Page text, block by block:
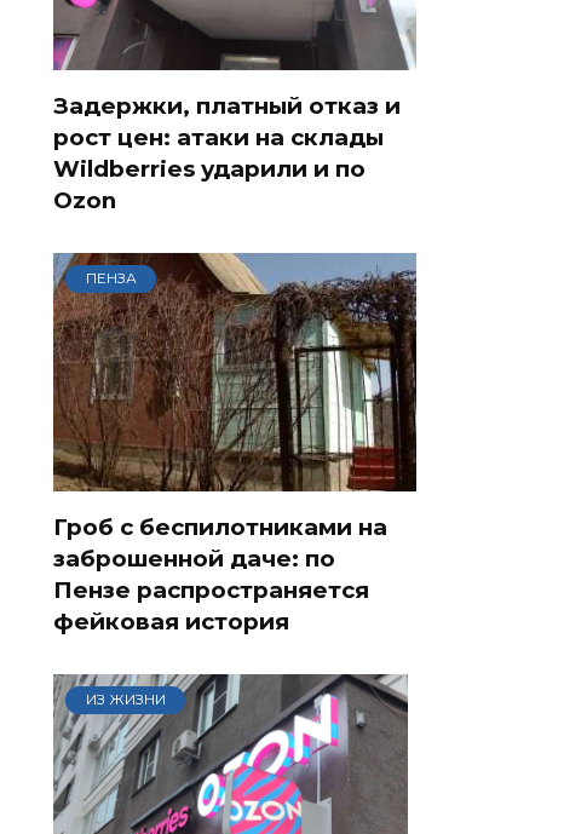
Задержки, платный отказ и
рост цен: атаки на склады
Wildberries ударили и по
Ozon
ПЕНЗА
Гроб с беспилотниками на
заброшенной даче: по
Пензе распространяется
фейковая история
ИЗ ЖИЗНИ